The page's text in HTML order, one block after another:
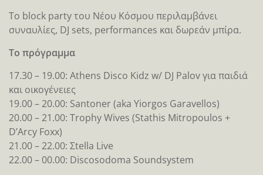
Το block party του Νέου Κόσμου περιλαμβάνει
συναυλίες, DJ sets, performances και δωρεάν μπίρα.
Το πρόγραμμα
17.30 – 19.00: Athens Disco Kidz w/ DJ Palov για παιδιά
και οικογένειες
19.00 – 20.00: Santoner (aka Yiorgos Garavellos)
20.00 – 21.00: Trophy Wives (Stathis Mitropoulos +
D’Arcy Foxx)
21.00 – 22.00: Σtella Live
22.00 – 00.00: Discosodoma Soundsystem